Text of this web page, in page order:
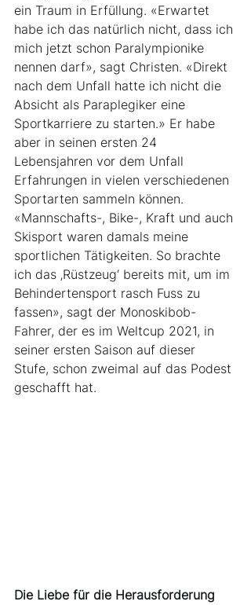
ein Traum in Erfüllung. «Erwartet
habe ich das natürlich nicht, dass ich
mich jetzt schon Paralympionike
nennen darf», sagt Christen. «Direkt
nach dem Unfall hatte ich nicht die
Absicht als Paraplegiker eine
Sportkarriere zu starten.» Er habe
aber in seinen ersten 24
Lebensjahren vor dem Unfall
Erfahrungen in vielen verschiedenen
Sportarten sammeln können.
«Mannschafts-, Bike-, Kraft und auch
Skisport waren damals meine
sportlichen Tätigkeiten. So brachte
ich das ‚Rüstzeug‘ bereits mit, um im
Behindertensport rasch Fuss zu
fassen», sagt der Monoskibob-
Fahrer, der es im Weltcup 2021, in
seiner ersten Saison auf dieser
Stufe, schon zweimal auf das Podest
geschafft hat.
Die Liebe für die Herausforderung